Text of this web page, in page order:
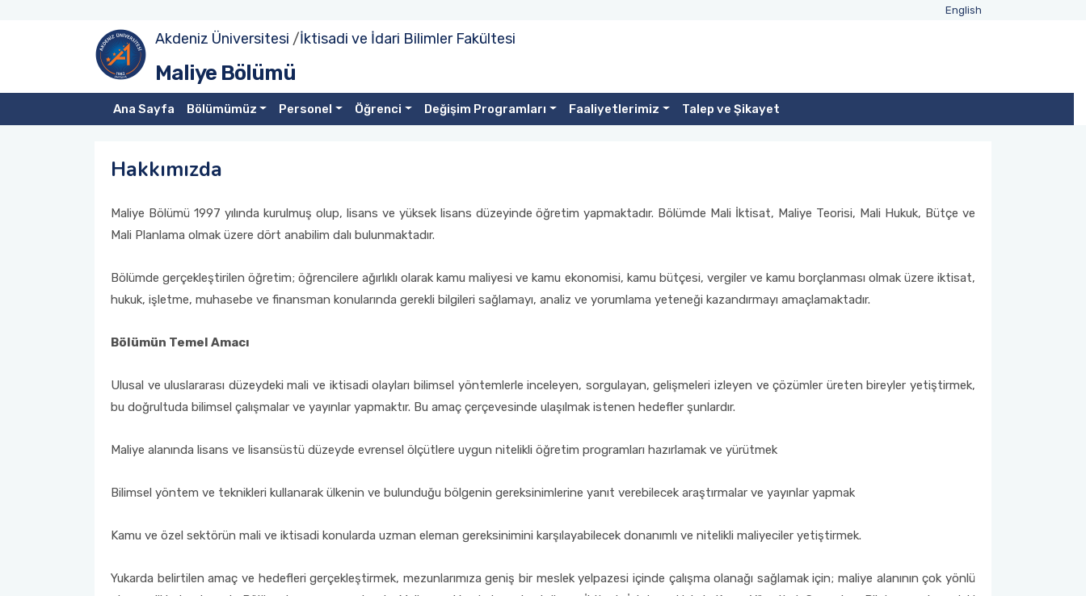
English
Akdeniz Üniversitesi /İktisadi ve İdari Bilimler Fakültesi
Maliye Bölümü
Ana Sayfa Bölümümüz Personel Öğrenci Değişim Programları Faaliyetlerimiz Talep ve Şikayet
Hakkımızda
Maliye Bölümü 1997 yılında kurulmuş olup, lisans ve yüksek lisans düzeyinde öğretim yapmaktadır. Bölümde Mali İktisat, Maliye Teorisi, Mali Hukuk, Bütçe ve
Mali Planlama olmak üzere dört anabilim dalı bulunmaktadır.
Bölümde gerçekleştirilen öğretim; öğrencilere ağırlıklı olarak kamu maliyesi ve kamu ekonomisi, kamu bütçesi, vergiler ve kamu borçlanması olmak üzere iktisat,
hukuk, işletme, muhasebe ve finansman konularında gerekli bilgileri sağlamayı, analiz ve yorumlama yeteneği kazandırmayı amaçlamaktadır.
Bölümün Temel Amacı
Ulusal ve uluslararası düzeydeki mali ve iktisadi olayları bilimsel yöntemlerle inceleyen, sorgulayan, gelişmeleri izleyen ve çözümler üreten bireyler yetiştirmek,
bu doğrultuda bilimsel çalışmalar ve yayınlar yapmaktır. Bu amaç çerçevesinde ulaşılmak istenen hedefler şunlardır.
Maliye alanında lisans ve lisansüstü düzeyde evrensel ölçütlere uygun nitelikli öğretim programları hazırlamak ve yürütmek
Bilimsel yöntem ve teknikleri kullanarak ülkenin ve bulunduğu bölgenin gereksinimlerine yanıt verebilecek araştırmalar ve yayınlar yapmak
Kamu ve özel sektörün mali ve iktisadi konularda uzman eleman gereksinimini karşılayabilecek donanımlı ve nitelikli maliyeciler yetiştirmek.
Yukarda belirtilen amaç ve hedefleri gerçekleştirmek, mezunlarımıza geniş bir meslek yelpazesi içinde çalışma olanağı sağlamak için; maliye alanının çok yönlü
Akademik Personel
Ders Programları
Tezli Yüksek Lisans Formları
Tezsiz Yüksek Lisans Formları
Erasmus+ ve Diğer Değişim Programları
Erasmus+ Bölüm Koordinatörlüğü
Uluslararası Faaliyetler
Oryantasyon Programı
Danışma Kurulu Toplantısı